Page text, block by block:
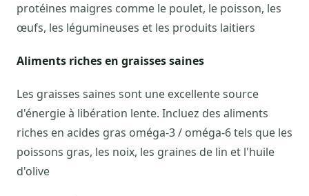
protéines maigres comme le poulet, le poisson, les
œufs, les légumineuses et les produits laitiers
Aliments riches en graisses saines
Les graisses saines sont une excellente source
d'énergie à libération lente. Incluez des aliments
riches en acides gras oméga-3 / oméga-6 tels que les
poissons gras, les noix, les graines de lin et l'huile
d'olive